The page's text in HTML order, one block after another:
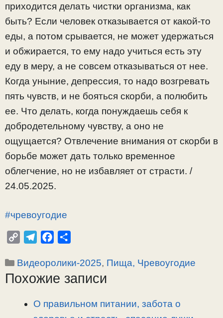
приходится делать чистки организма, как
быть? Если человек отказывается от какой-то
еды, а потом срывается, не может удержаться
и обжирается, то ему надо учиться есть эту
еду в меру, а не совсем отказываться от нее.
Когда уныние, депрессия, то надо возгревать
пять чувств, и не бояться скорби, а полюбить
ее. Что делать, когда понуждаешь себя к
добродетельному чувству, а оно не
ощущается? Отвлечение внимания от скорби в
борьбе может дать только временное
облегчение, но не избавляет от страсти. /
24.05.2025.
#чревоугодие
p
y
l
e
r
c
e
o
п
р
в
Рубрики
Видеоролики-2025, Пища, Чревоугодие
Похожие записи
О правильном питании, забота о